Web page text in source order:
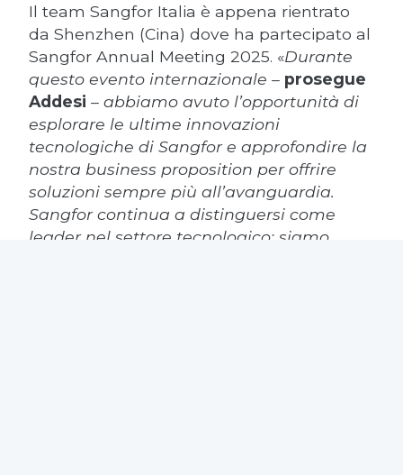
Il team Sangfor Italia è appena rientrato
da Shenzhen (Cina) dove ha partecipato al
Sangfor Annual Meeting 2025. «Durante
questo evento internazionale – prosegue
Addesi – abbiamo avuto l’opportunità di
esplorare le ultime innovazioni
tecnologiche di Sangfor e approfondire la
nostra business proposition per offrire
soluzioni sempre più all’avanguardia.
Sangfor continua a distinguersi come
leader nel settore tecnologico; siamo